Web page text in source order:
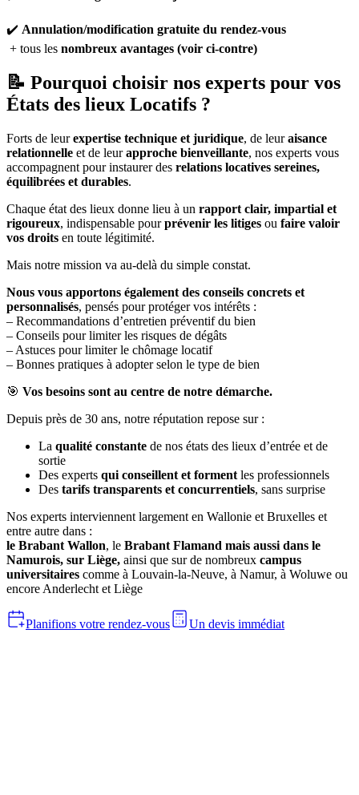
✔️ Annulation/modification gratuite du rendez-vous
+ tous les nombreux avantages (voir ci-contre)
📝 Pourquoi choisir nos experts pour vos
États des lieux Locatifs ?
Forts de leurexpertise technique et juridique, de leuraisance
relationnelle et de leurapproche bienveillante, nos experts vous
accompagnent pour instaurer des relations locatives sereines,
équilibrées et durables.
Chaque état des lieux donne lieu à un rapport clair, impartial et
rigoureux, indispensable pourprévenir les litiges ou faire valoir
vos droits en toute légitimité.
Mais notre mission va au-delà du simple constat.
Nous vous apportons également des conseils concrets et
personnalisés, pensés pour protéger vos intérêts :
– Recommandations d’entretien préventif du bien
– Conseils pour limiter les risques de dégâts
– Astuces pour limiter le chômage locatif
– Bonnes pratiques à adopter selon le type de bien
🎯 Vos besoins sont au centre de notre démarche.
Depuis près de 30 ans, notre réputation repose sur :
La qualité constante de nos états des lieux d’entrée et de
sortie
Des experts qui conseillent et forment les professionnels
Des tarifs transparents et concurrentiels, sans surprise
Nos experts interviennent largement en Wallonie et Bruxelles et
entre autre dans :
le Brabant Wallon, le Brabant Flamand mais aussi dans le
Namurois, sur Liège, ainsi que sur de nombreux campus
universitaires comme à Louvain-la-Neuve, à Namur, à Woluwe ou
encore Anderlecht et Liège
Planifions votre rendez-vous Un devis immédiat